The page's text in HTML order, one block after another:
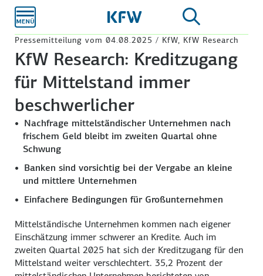
Hauptinhalt
Pressemitteilung vom 04.08.2025 / KfW, KfW Research
KfW Research: Kreditzugang
für Mittelstand immer
beschwerlicher
Nachfrage mittelständischer Unternehmen nach
frischem Geld bleibt im zweiten Quartal ohne
Schwung
Banken sind vorsichtig bei der Vergabe an kleine
und mittlere Unternehmen
Einfachere Bedingungen für Großunternehmen
Mittelständische Unternehmen kommen nach eigener
Einschätzung immer schwerer an Kredite. Auch im
zweiten Quartal 2025 hat sich der Kreditzugang für den
Mittelstand weiter verschlechtert. 35,2 Prozent der